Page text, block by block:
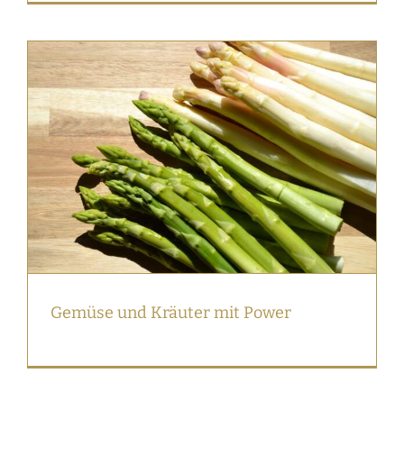
Gemüse und Kräuter mit Power